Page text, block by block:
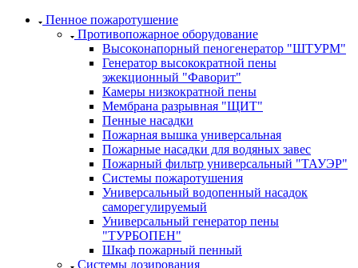
Пенное пожаротушение
Противопожарное оборудование
Высоконапорный пеногенератор "ШТУРМ"
Генератор высокократной пены
эжекционный "Фаворит"
Камеры низкократной пены
Мембрана разрывная "ЩИТ"
Пенные насадки
Пожарная вышка универсальная
Пожарные насадки для водяных завес
Пожарный фильтр универсальный "ТАУЭР"
Системы пожаротушения
Универсальный водопенный насадок
саморегулируемый
Универсальный генератор пены
"ТУРБОПЕН"
Шкаф пожарный пенный
Системы дозирования